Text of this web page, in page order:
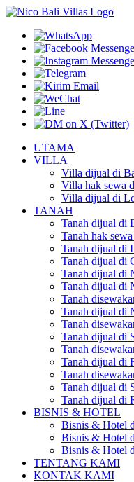
UTAMA
VILLA
Villa dijual di
Villa hak sewa
Villa dijual di
TANAH
Tanah dijual di
Tanah hak
Tanah dijual di
Tanah dijual di
Tanah dijual di
Tanah dijual di
Tanah
Tanah dijual di
Tanah
Tanah dijual di
Tanah
Tanah dijual di
Tanah
Tanah dijual di
Tanah dijual di
BISNIS & HOTEL
Bisnis & Hotel
Bisnis & Hotel
Bisnis & Hotel
TENTANG KAMI
KONTAK KAMI